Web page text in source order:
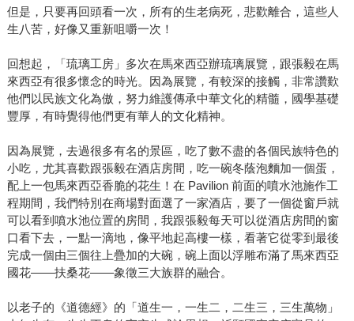
但是，只要再回頭看一次，所有的生老病死，悲歡離合，這些人
生八苦，好像又重新咀嚼一次！
回想起，「琉璃工房」多次在馬來西亞辦琉璃展覽，跟張毅在馬
來西亞有很多懷念的時光。因為展覽，有較深的接觸，非常讚歎
他們以民族文化為傲，努力維護傳承中華文化的精髓，國學基礎
豐厚，有時覺得他們更有華人的文化精神。
因為展覽，去過很多有名的景區，吃了數不盡的各個民族特色的
小吃，尤其喜歡跟張毅在酒店房間，吃一碗冬蔭泡麵加一個蛋，
配上一包馬來西亞香脆的花生！在 Pavilion 前面的噴水池施作工
程期間，我們特別在商場對面選了一家酒店，要了一個從窗戶就
可以看到噴水池位置的房間，我跟張毅每天可以從酒店房間的窗
口看下去，一點一滴地，像平地起高樓一樣，看著它從零到最後
完成一個由三個往上疊加的大碗，碗上面以浮雕布滿了馬來西亞
國花——扶桑花——象徵三大族群的融合。
以老子的《道德經》的「道生一，一生二，二生三，三生萬物」